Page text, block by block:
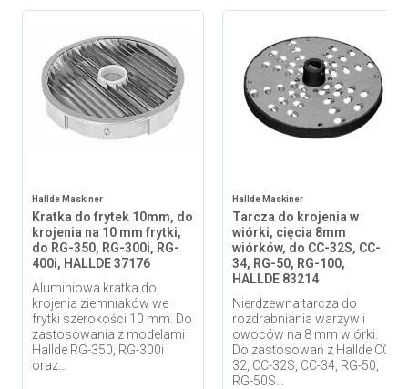
Hallde Maskiner
Kratka do frytek 10mm, do
krojenia na 10 mm frytki,
do RG-350, RG-300i, RG-
400i, HALLDE 37176
Aluminiowa kratka do
krojenia ziemniaków we
frytki szerokości 10 mm. Do
zastosowania z modelami
Hallde RG-350, RG-300i
oraz...
Hallde Maskiner
Tarcza do krojenia w
wiórki, cięcia 8mm
wiórków, do CC-32S, CC-
34, RG-50, RG-100,
HALLDE 83214
Nierdzewna tarcza do
rozdrabniania warzyw i
owoców na 8 mm wiórki.
Do zastosowań z Hallde CC-
32, CC-32S, CC-34, RG-50,
RG-50S...